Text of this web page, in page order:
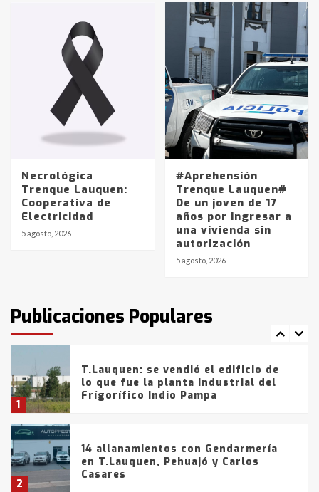
Necrológica
Trenque Lauquen:
Cooperativa de
Electricidad
5 agosto, 2026
#Aprehensión
Trenque Lauquen#
De un joven de 17
años por ingresar a
una vivienda sin
autorización
5 agosto, 2026
Publicaciones Populares
en la mañana del lunes
Accidente en Ruta 5: falleció un
joven de Trenque Lauquen
Los precios de los combustibles en
La Pampa, desde YPF hasta Axion
entre 857 a 1338 pesos
La Bolsa de Cereales de Bahía
Blanca anticipa que Agosto vendrá
con lluvias y heladas, en gran parte
fueron detenidos por
comercialización de drogas en la
tarde del sábado
1
T.Lauquen: se vendió el edificio de
lo que fue la planta Industrial del
Frígorífico Indio Pampa
2
14 allanamientos con Gendarmería
en T.Lauquen, Pehuajó y Carlos
Casares